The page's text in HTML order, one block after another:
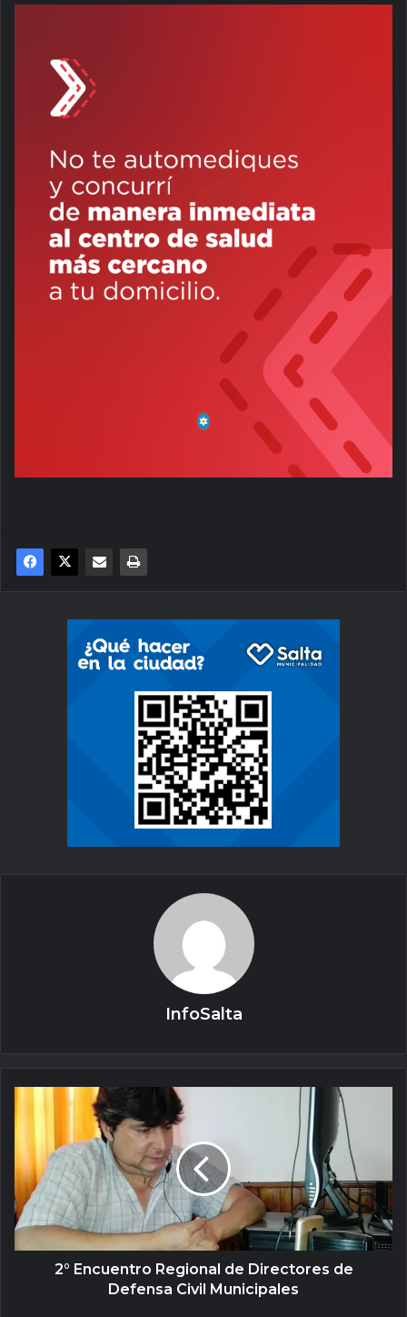
InfoSalta
2° Encuentro Regional de Directores de
Defensa Civil Municipales